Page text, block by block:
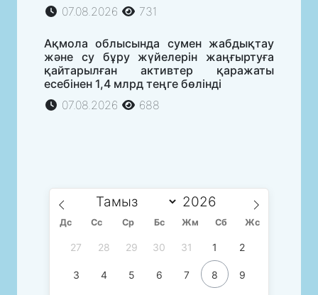
07.08.2026
731
Ақмола облысында сумен жабдықтау
және су бұру жүйелерін жаңғыртуға
қайтарылған активтер қаражаты
есебінен 1,4 млрд теңге бөлінді
07.08.2026
688
Дс Сc Ср Бс Жм Сб Жс
27 28 29 30 31 1 2
3 4 5 6 7 8 9